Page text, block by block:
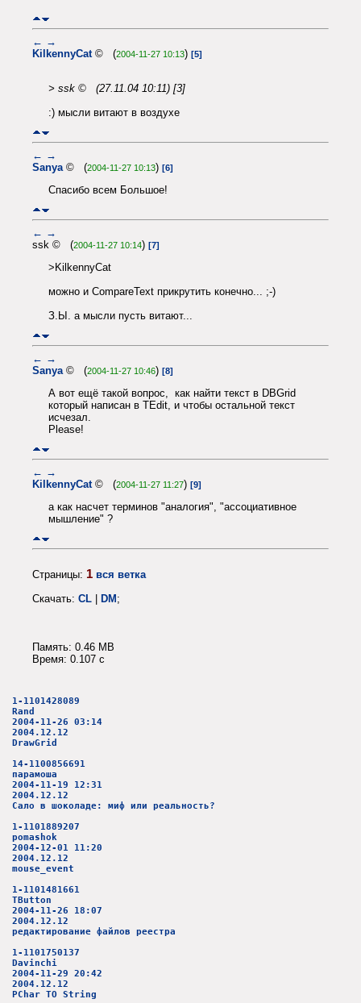
← →
KilkennyCat © (2004-11-27 10:13) [5]
> ssk © (27.11.04 10:11) [3]
:) мысли витают в воздухе
← →
Sanya © (2004-11-27 10:13) [6]
Спасибо всем Большое!
← →
ssk © (2004-11-27 10:14) [7]
>KilkennyCat
можно и CompareText прикрутить конечно... ;-)
З.Ы. а мысли пусть витают...
← →
Sanya © (2004-11-27 10:46) [8]
А вот ещё такой вопрос, как найти текст в DBGrid
который написан в TEdit, и чтобы остальной текст
исчезал.
Please!
← →
KilkennyCat © (2004-11-27 11:27) [9]
а как насчет терминов "аналогия", "ассоциативное
мышление" ?
Страницы: 1 вся ветка
Скачать: CL | DM;
Память: 0.46 MB
Время: 0.107 c
1-1101428089
Rand
2004-11-26 03:14
2004.12.12
DrawGrid
14-1100856691
парамоша
2004-11-19 12:31
2004.12.12
Сало в шоколаде: миф или реальность?
1-1101889207
pomashok
2004-12-01 11:20
2004.12.12
mouse_event
1-1101481661
TButton
2004-11-26 18:07
2004.12.12
редактирование файлов реестра
1-1101750137
Davinchi
2004-11-29 20:42
2004.12.12
PChar TO String